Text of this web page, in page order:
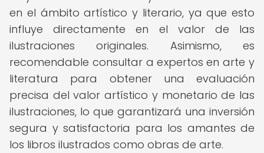
en el ámbito artístico y literario, ya que esto
influye directamente en el valor de las
ilustraciones originales. Asimismo, es
recomendable consultar a expertos en arte y
literatura para obtener una evaluación
precisa del valor artístico y monetario de las
ilustraciones, lo que garantizará una inversión
segura y satisfactoria para los amantes de
los libros ilustrados como obras de arte.